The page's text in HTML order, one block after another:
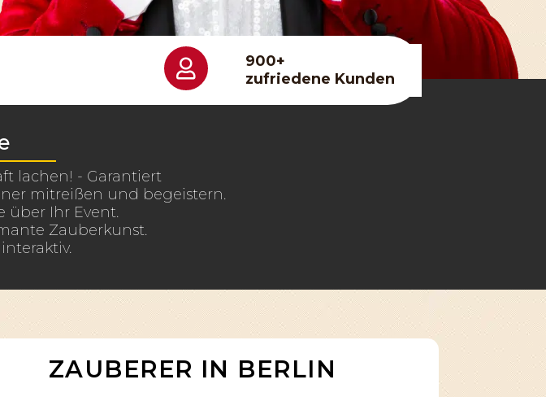
900+
zufriedene Kunden
lachen! - Garantiert
mitreißen und begeistern.
über Ihr Event.
Zauberkunst.
ZAUBERER IN BERLIN